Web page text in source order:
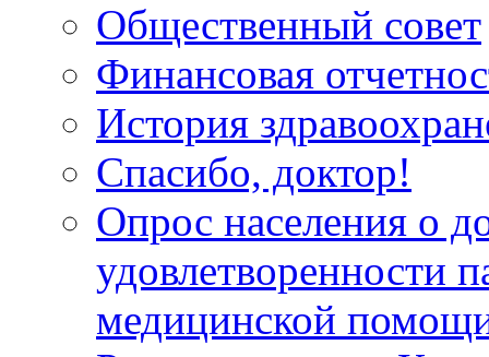
Общественный совет
Финансовая
История
Спасибо, доктор!
Опрос населения о
удовлетворенности
медицинской